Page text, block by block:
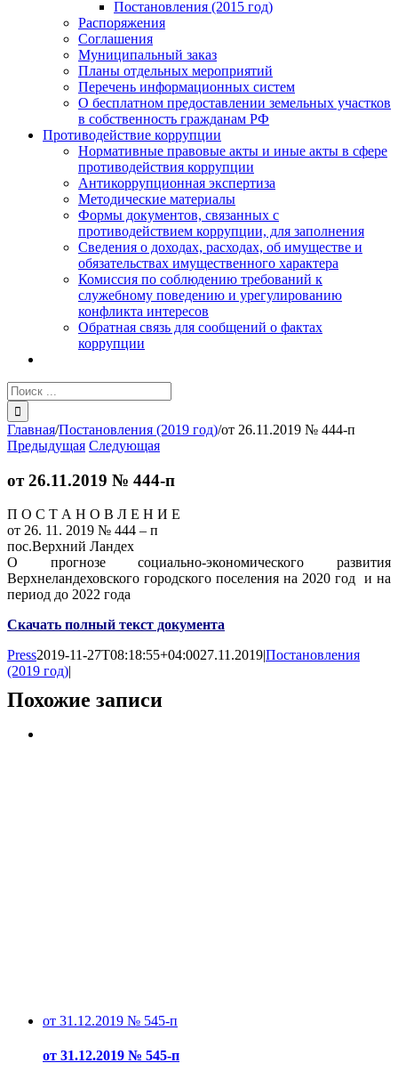
Постановления (2015 год)
Распоряжения
Соглашения
Муниципальный заказ
Планы отдельных мероприятий
Перечень информационных систем
О бесплатном предоставлении земельных участков
в собственность гражданам РФ
Противодействие коррупции
Нормативные правовые акты и иные акты в сфере
противодействия коррупции
Антикоррупционная экспертиза
Методические материалы
Формы документов, связанных с
противодействием коррупции, для заполнения
Сведения о доходах, расходах, об имуществе и
обязательствах имущественного характера
Комиссия по соблюдению требований к
служебному поведению и урегулированию
конфликта интересов
Обратная связь для сообщений о фактах
коррупции
Результат
поиска:
Главная/Постановления (2019 год)/от 26.11.2019 № 444-п
Предыдущая Следующая
от 26.11.2019 № 444-п
П О С Т А Н О В Л Е Н И Е
от 26. 11. 2019 № 444 – п
пос.Верхний Ландех
О прогнозе социально-экономического развития
Верхнеландеховского городского поселения на 2020 год и на
период до 2022 года
Скачать полный текст документа
Press2019-11-27T08:18:55+04:0027.11.2019|Постановления
(2019 год)|
Похожие записи
от 31.12.2019 № 545-п
от 31.12.2019 № 545-п